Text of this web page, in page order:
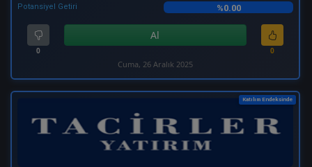
Potansiyel Getiri %0.00
0
Al
0
Cuma, 26 Aralık 2025
Katılım Endeksinde